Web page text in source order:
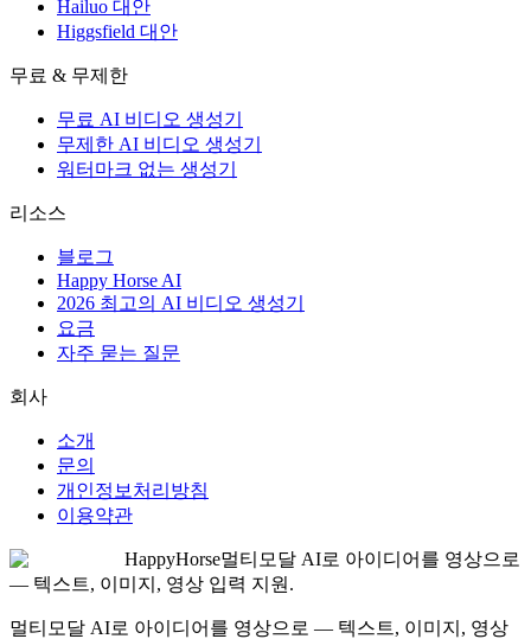
Hailuo 대안
Higgsfield 대안
무료 & 무제한
무료 AI 비디오 생성기
무제한 AI 비디오 생성기
워터마크 없는 생성기
리소스
블로그
Happy Horse AI
2026 최고의 AI 비디오 생성기
요금
자주 묻는 질문
회사
소개
문의
개인정보처리방침
이용약관
HappyHorse멀티모달 AI로 아이디어를 영상으로
— 텍스트, 이미지, 영상 입력 지원.
멀티모달 AI로 아이디어를 영상으로 — 텍스트, 이미지, 영상